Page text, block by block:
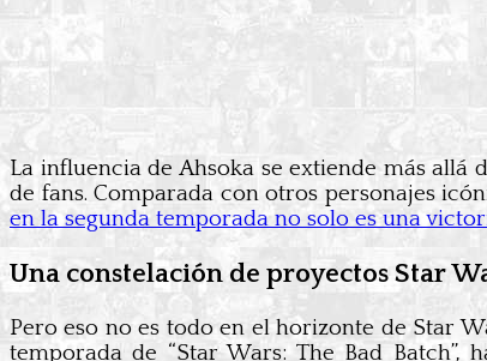
La influencia de Ahsoka se extiende más
de fans. Comparada con otros personajes
en la segunda temporada no solo es una
Una constelación de proyectos Star
Pero eso no es todo en el horizonte de Star
temporada de “Star Wars: The Bad Batch”,